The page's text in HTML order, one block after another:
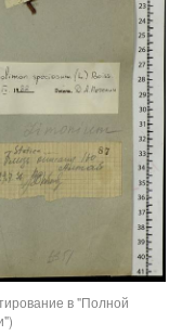
в "Полной